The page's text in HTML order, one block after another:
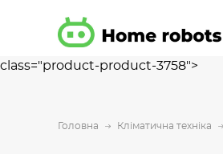
class="product-product-3758">
Головна Кліматична техніка